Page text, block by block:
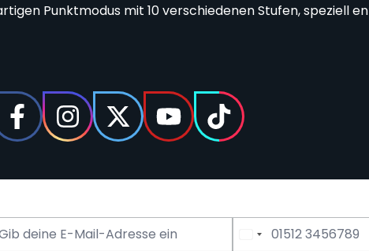
Punktmodus mit 10 verschiedenen Stufen, speziell
Mail Adresse